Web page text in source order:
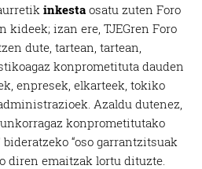
inkesta osatu zuten Foro
kideek; izan ere, TJEGren Foro
dute, tartean,tartean,
konprometituta dauden
enpresek, elkarteek, tokiko
. Azaldu dutenez,
konprometitutako
“oso garrantzitsuak
diren emaitzak lortu dituzte.